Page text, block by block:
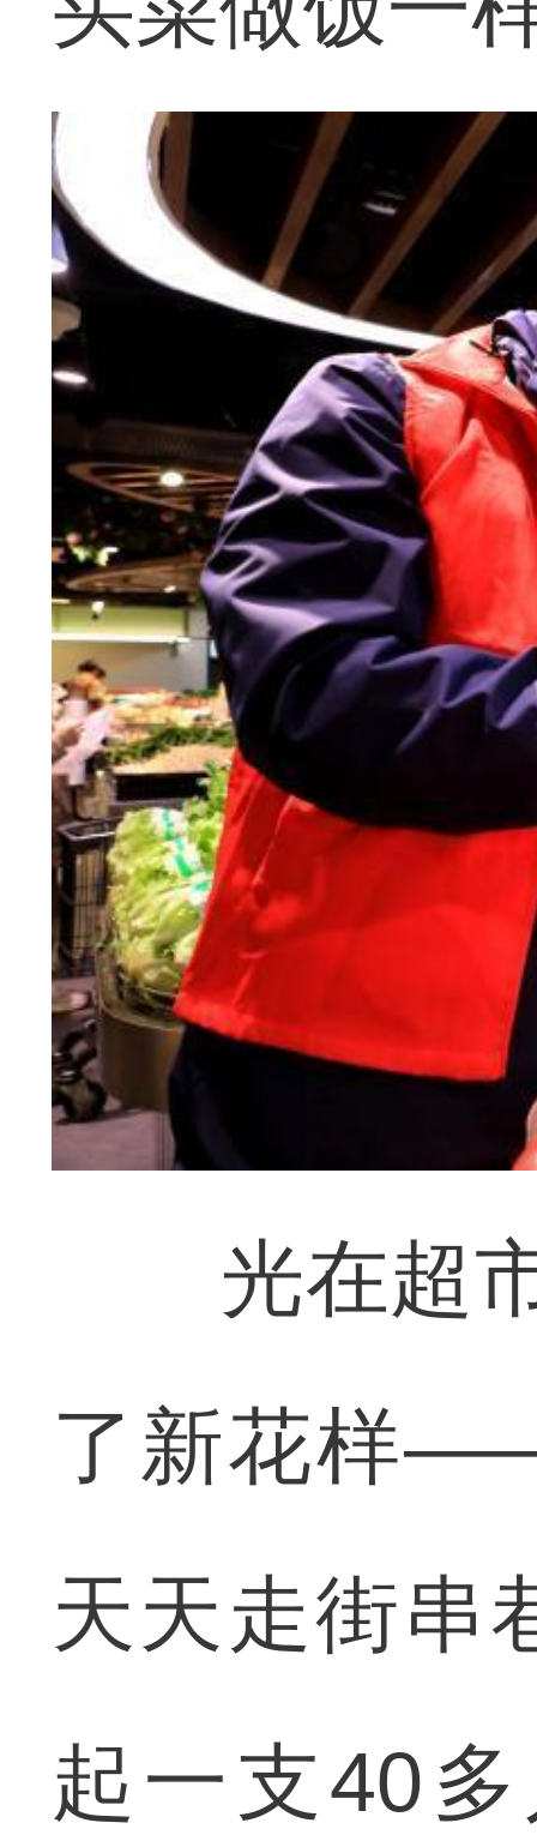
光在超市“
了新花样
天天走街串
起一支40